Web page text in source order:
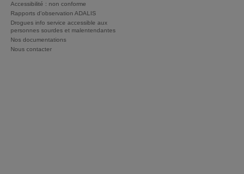
Accessibilité : non conforme
Rapports d'observation ADALIS
Drogues info service accessible aux
personnes sourdes et malentendantes
Nos documentations
Nous contacter